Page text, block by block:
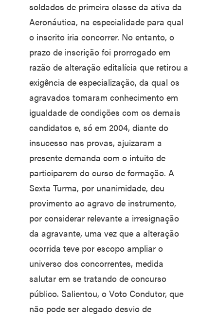
soldados de primeira classe da ativa da
Aeronáutica, na especialidade para qual
o inscrito iria concorrer. No entanto, o
prazo de inscrição foi prorrogado em
razão de alteração editalícia que retirou a
exigência de especialização, da qual os
agravados tomaram conhecimento em
igualdade de condições com os demais
candidatos e, só em 2004, diante do
insucesso nas provas, ajuizaram a
presente demanda com o intuito de
participarem do curso de formação. A
Sexta Turma, por unanimidade, deu
provimento ao agravo de instrumento,
por considerar relevante a irresignação
da agravante, uma vez que a alteração
ocorrida teve por escopo ampliar o
universo dos concorrentes, medida
salutar em se tratando de concurso
público. Salientou, o Voto Condutor, que
não pode ser alegado desvio de